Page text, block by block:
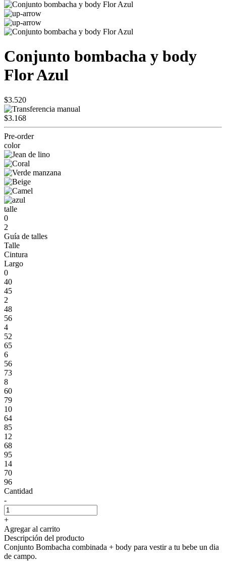
Conjunto bombacha y body
Flor Azul
$3.520
$3.168
Pre-order
color
talle
0
2
Guía de talles
Talle
Cintura
Largo
0
40
45
2
48
56
4
52
65
6
56
73
8
60
79
10
64
85
12
68
95
14
70
96
Cantidad
-
+
Agregar al carrito
Descripción del producto
Conjunto Bombacha combinada + body para vestir a tu bebe un dia
de campo.